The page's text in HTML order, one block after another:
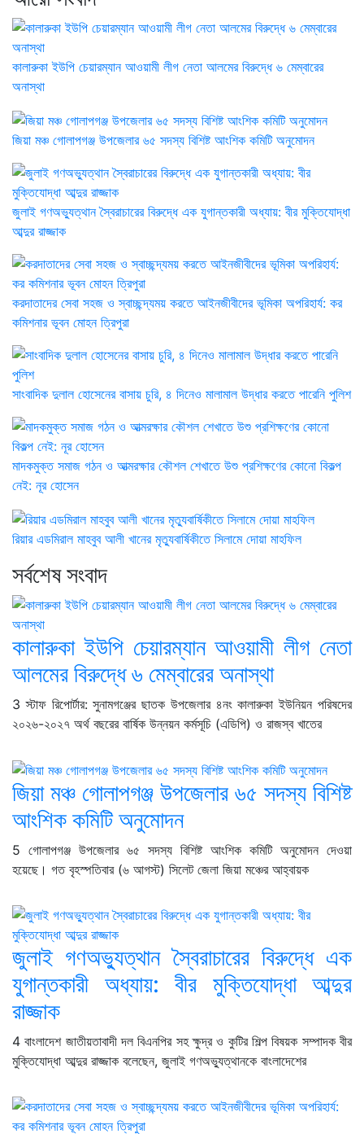
কালারুকা ইউপি চেয়ারম্যান আওয়ামী লীগ নেতা আলমের বিরুদ্ধে ৬ মেম্বারের
অনাস্থা
জিয়া মঞ্চ গোলাপগঞ্জ উপজেলার ৬৫ সদস্য বিশিষ্ট আংশিক কমিটি অনুমোদন
জুলাই গণঅভ্যুত্থান স্বৈরাচারের বিরুদ্ধে এক যুগান্তকারী অধ্যায়: বীর মুক্তিযোদ্ধা
আব্দুর রাজ্জাক
করদাতাদের সেবা সহজ ও স্বাচ্ছন্দ্যময় করতে আইনজীবীদের ভূমিকা অপরিহার্য: কর
কমিশনার ভূবন মোহন ত্রিপুরা
সাংবাদিক দুলাল হোসেনের বাসায় চুরি, ৪ দিনেও মালামাল উদ্ধার করতে পারেনি পুলিশ
মাদকমুক্ত সমাজ গঠন ও আত্মরক্ষার কৌশল শেখাতে উশু প্রশিক্ষণের কোনো বিকল্প
নেই: নূর হোসেন
রিয়ার এডমিরাল মাহবুব আলী খানের মৃত্যুবার্ষিকীতে সিলামে দোয়া মাহফিল
সর্বশেষ সংবাদ
কালারুকা ইউপি চেয়ারম্যান আওয়ামী লীগ নেতা
আলমের বিরুদ্ধে ৬ মেম্বারের অনাস্থা
3 স্টাফ রিপোর্টার: সুনামগঞ্জের ছাতক উপজেলার ৪নং কালারুকা ইউনিয়ন পরিষদের
২০২৬-২০২৭ অর্থ বছরের বার্ষিক উন্নয়ন কর্মসূচি (এডিপি) ও রাজস্ব খাতের
জিয়া মঞ্চ গোলাপগঞ্জ উপজেলার ৬৫ সদস্য বিশিষ্ট
আংশিক কমিটি অনুমোদন
5 গোলাপগঞ্জ উপজেলার ৬৫ সদস্য বিশিষ্ট আংশিক কমিটি অনুমোদন দেওয়া
হয়েছে। গত বৃহস্পতিবার (৬ আগস্ট) সিলেট জেলা জিয়া মঞ্চের আহ্বায়ক
জুলাই গণঅভ্যুত্থান স্বৈরাচারের বিরুদ্ধে এক
যুগান্তকারী অধ্যায়: বীর মুক্তিযোদ্ধা আব্দুর
রাজ্জাক
4 বাংলাদেশ জাতীয়তাবাদী দল বিএনপির সহ ক্ষুদ্র ও কুটির শিল্প বিষয়ক সম্পাদক বীর
মুক্তিযোদ্ধা আব্দুর রাজ্জাক বলেছেন, জুলাই গণঅভ্যুত্থানকে বাংলাদেশের